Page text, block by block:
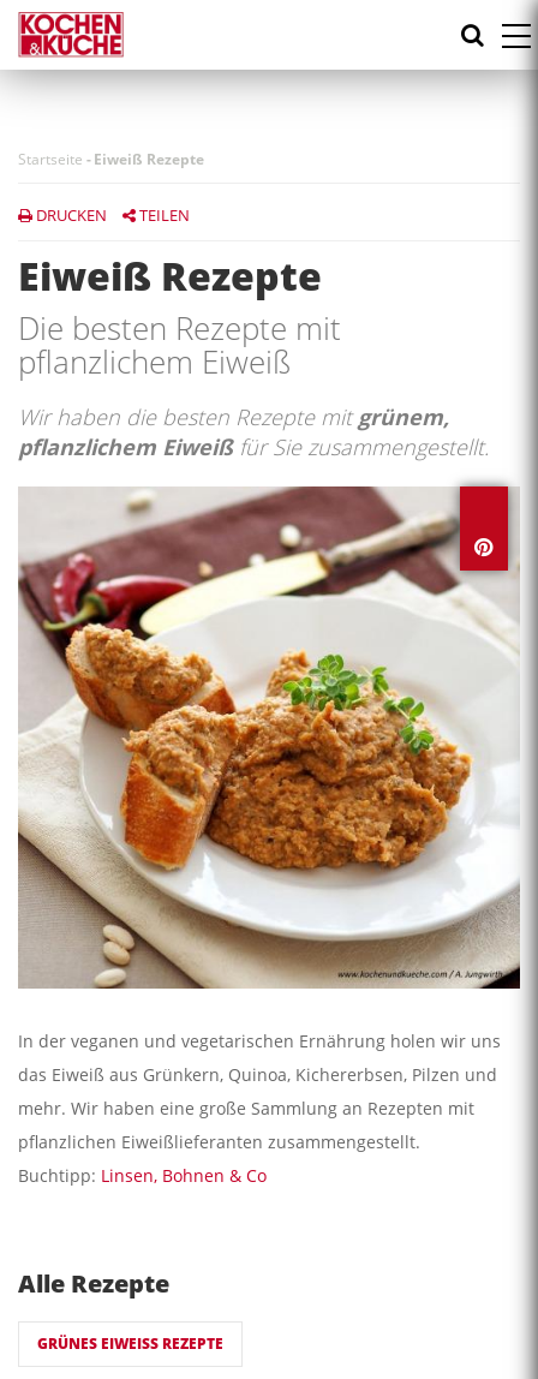
Direkt
zum
Inhalt
Startseite -Eiweiß Rezepte
DRUCKEN TEILEN
Eiweiß Rezepte
Die besten Rezepte mit
pflanzlichem Eiweiß
Wir haben die besten Rezepte mit grünem,
pflanzlichem Eiweißfür Sie zusammengestellt.
In der veganen und vegetarischen Ernährung holen wir uns
das Eiweiß aus Grünkern, Quinoa, Kichererbsen, Pilzen und
mehr. Wir haben eine große Sammlung an Rezepten mit
pflanzlichen Eiweißlieferanten zusammengestellt.
Buchtipp: Linsen, Bohnen & Co
Alle Rezepte
GRÜNES EIWEISS REZEPTE